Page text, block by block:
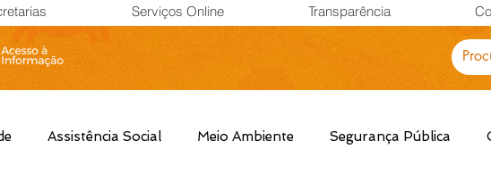
Serviços Online Transparência
Assistência Social Meio Ambiente Segurança Pública